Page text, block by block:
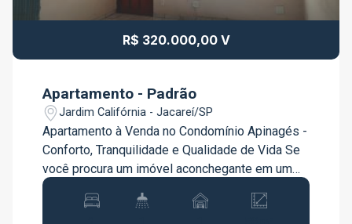
R$ 320.000,00 V
Apartamento - Padrão
Jardim Califórnia - Jacareí/SP
Apartamento à Venda no Condomínio Apinagés -
Conforto, Tranquilidade e Qualidade de Vida Se
você procura um imóvel aconchegante em um
ambiente tranquilo e cercado pela natureza, esta
é uma excelente oportunidade. Características